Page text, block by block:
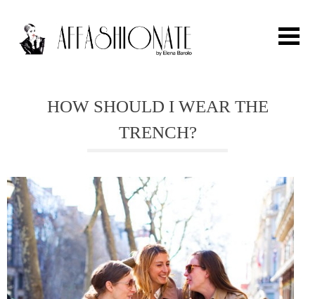
FASHION
OUTFIT
BEAUTY
TRAVEL
HOW SHOULD I WEAR THE
TRENCH?